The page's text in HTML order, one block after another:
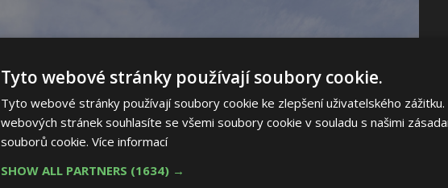
Tyto webové stránky používají soubory cookie.
Tyto webové stránky používají soubory cookie ke zlepšení uživatelského zážitku.
webových stránek souhlasíte se všemi soubory cookie v souladu s našimi
souborů cookie. Více informací
SHOW ALL PARTNERS (1634) →